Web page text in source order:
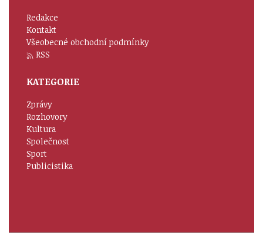
Redakce
Kontakt
Všeobecné obchodní podmínky
RSS
KATEGORIE
Zprávy
Rozhovory
Kultura
Společnost
Sport
Publicistika